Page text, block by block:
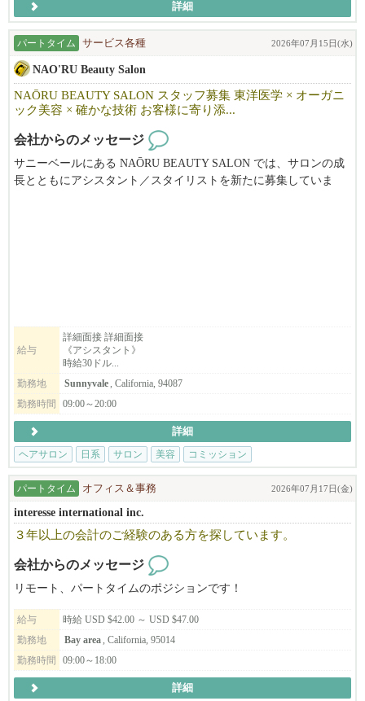
詳細
パートタイム サービス各種 2026年07月15日(水)
NAO'RU Beauty Salon
NAŌRU BEAUTY SALON スタッフ募集 東洋医学 × オーガニ
ック美容 × 確かな技術 お客様に寄り添...
会社からのメッセージ
サニーベールにある NAŌRU BEAUTY SALON では、サロンの成
長とともにアシスタント／スタイリストを新たに募集していま
・アシスタント
・ボディマッサージセラピスト（同時募集）
こんな方をお待ちしています
・美容師免許（日本または米国）をお持ちの方、または実務経験
のある方
・東洋医学や自然派美容に興味がある方
・一人ひとりのお客様と丁寧に向き合いたい方
※長期で働ける方を歓迎します。
NAŌRUで働く魅力
・時給$30〜（経験・能力により優遇）
・トップスタイリストMiki（中医学博士）から直接学べる環境
・東洋医学・筋膜・経絡理論を取り入れた、他にはない技術が身
につきます
・柔軟なシフト制・日本語が通じる安心の職場
・少人数で落ち着いた、アットホームな雰囲気
▼ご応募はこちら
日本語でMIKIまでご連絡ください！
給与
詳細面接 詳細面接
《アシスタント》
時給30ドル...
勤務地
Sunnyvale , California, 94087
勤務時間
09:00～20:00
詳細
ヘアサロン
日系 サロン 美容 コミッション
パートタイム オフィス＆事務 2026年07月17日(金)
interesse international inc.
３年以上の会計のご経験のある方を探しています。
会社からのメッセージ
リモート、パートタイムのポジションです！
給与
時給 USD $42.00 ～ USD $47.00
勤務地
Bay area , California, 95014
勤務時間
09:00～18:00
詳細